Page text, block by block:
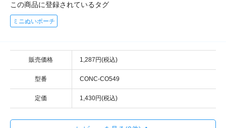
この商品に登録されているタグ
ミニぬいポーチ
販売価格 1,287円(税込)
型番 CONC-CO549
定価 1,430円(税込)